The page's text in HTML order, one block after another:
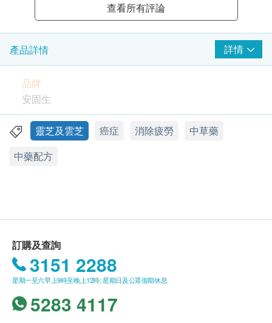
查看所有評論
產品詳情 詳情
品牌
安固生
包裝
每粒340毫克
安固生®雲芝膠囊
藥成份獲得美國藥典委員會 (USP) 認證，我們承諾
成分的質量在各個批次中保持一致
量的分析說明標準
靈芝及雲芝 癌症 消除疲勞
中草藥
中藥配方
訂購及查詢
3151 2288
星期一至六早上9時至晚上12時; 星期日及公眾假期休息
5283 4117